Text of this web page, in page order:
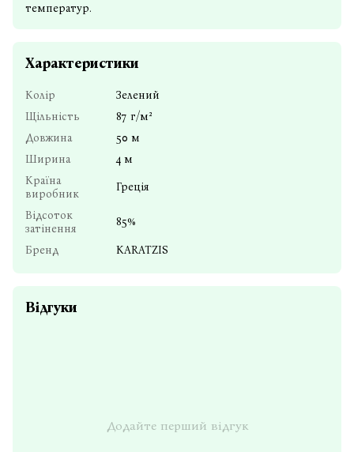
температур.
Характеристики
Колір
Зелений
Щільність
87 г/м²
Довжина
50 м
Ширина
4 м
Країна
виробник
Греція
Відсоток
затінення
85%
Бренд KARATZIS
Відгуки
Додайте перший відгук